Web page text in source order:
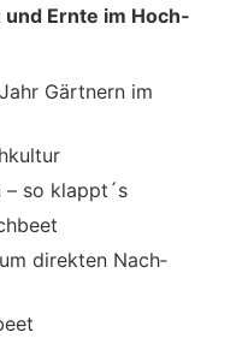
und Ern­te im Hoch­
Gärt­nern im
so klappt´s
direk­ten Nach­